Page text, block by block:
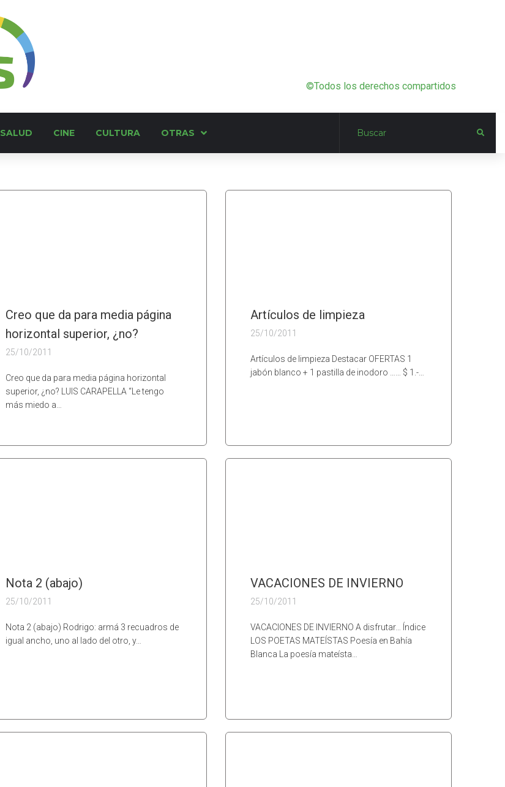
©Todos los derechos compartidos
SALUD CINE CULTURA OTRAS
Creo que da para media página
horizontal superior, ¿no?
25/10/2011
Creo que da para media página horizontal
superior, ¿no? LUIS CARAPELLA “Le tengo
más miedo a…
Artículos de limpieza
25/10/2011
Artículos de limpieza Destacar OFERTAS 1
jabón blanco + 1 pastilla de inodoro …… $ 1.-…
Nota 2 (abajo)
25/10/2011
Nota 2 (abajo) Rodrigo: armá 3 recuadros de
igual ancho, uno al lado del otro, y…
VACACIONES DE INVIERNO
25/10/2011
VACACIONES DE INVIERNO A disfrutar… Índice
LOS POETAS MATEÍSTAS Poesía en Bahía
Blanca La poesía mateísta…